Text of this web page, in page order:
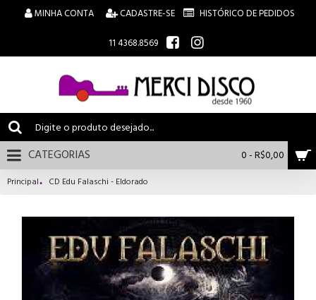
MINHA CONTA CADASTRE-SE
HISTÓRICO DE PEDIDOS
11 4368.8569
0 - R$0,00
CATEGORIAS
Principal CD Edu Falaschi - Eldorado